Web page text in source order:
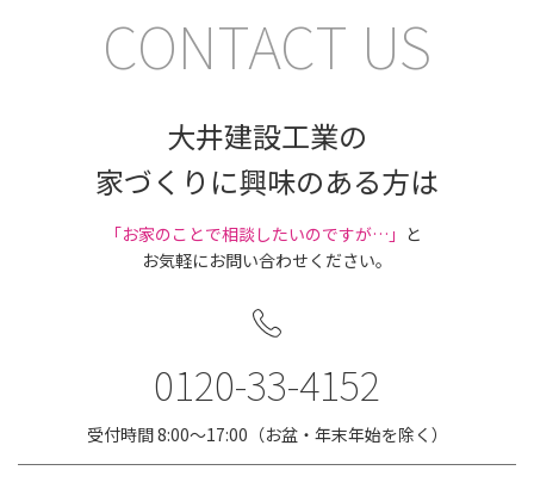
CONTACT US
大井建設工業の
家づくりに興味のある方は
｢お家のことで相談したいのですが…」 と
お気軽にお問い合わせください。
0120-33-4152
受付時間 8:00〜17:00（お盆・年末年始を除く）